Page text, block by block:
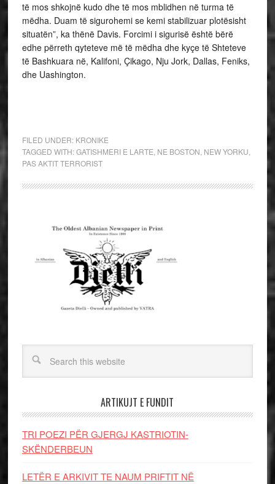
të mos shkojnë kudo dhe të mos mblidhen në turma të
mëdha. Duam të sigurohemi se kemi stabilizuar plotësisht
situatën”, ka thënë Davis. Forcimi i sigurisë është bërë
edhe përreth qyteteve më të mëdha dhe kyçe të Shteteve
të Bashkuara në, Kalifoni, Çikago, Nju Jork, Dallas, Feniks,
dhe Uashington.
FILED UNDER: KRONIKE
TAGGED WITH:GATISHMERI E LARTE NE BOSTON NEW YORKU
PAS AKTIT TERRORIST
ARTIKUJT E FUNDIT
TRI POEZI PËR GJERGJ KASTRIOTIN-
SKËNDERBEUN
LETËR E ARKIVIT TE NAUM PRIFTIT NË